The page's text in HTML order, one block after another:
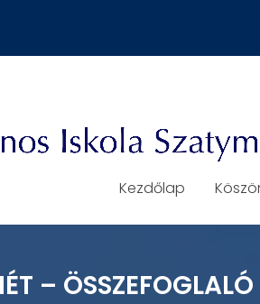
Kezdőlap
– ÖSSZEFOGLALÓ